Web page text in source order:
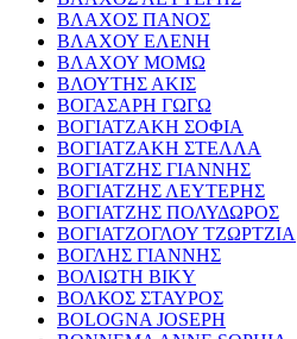
ΒΛΑΧΟΣ ΠΑΝΟΣ
ΒΛΑΧΟΥ ΕΛΕΝΗ
ΒΛΑΧΟΥ ΜΟΜΩ
ΒΛΟΥΤΗΣ ΑΚΙΣ
ΒΟΓΑΣΑΡΗ ΓΩΓΩ
ΒΟΓΙΑΤΖΑΚΗ ΣΟΦΙΑ
ΒΟΓΙΑΤΖΑΚΗ ΣΤΕΛΛΑ
ΒΟΓΙΑΤΖΗΣ ΓΙΑΝΝΗΣ
ΒΟΓΙΑΤΖΗΣ ΛΕΥΤΕΡΗΣ
ΒΟΓΙΑΤΖΗΣ ΠΟΛΥΔΩΡΟΣ
ΒΟΓΙΑΤΖΟΓΛΟΥ ΤΖΩΡΤΖΙΑ
ΒΟΓΛΗΣ ΓΙΑΝΝΗΣ
ΒΟΛΙΩΤΗ ΒΙΚΥ
ΒΟΛΚΟΣ ΣΤΑΥΡΟΣ
BOLOGNA JOSEPH